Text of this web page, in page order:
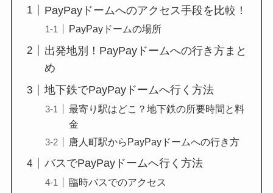
PayPayドームへのアクセス手段を比較！
PayPayドームの場所
出発地別！PayPayドームへの行き方まと
め
地下鉄でPayPayドームへ行く方法
最寄り駅はどこ？地下鉄の所要時間と料
金
唐人町駅からPayPayドームへの行き方
バスでPayPayドームへ行く方法
臨時バスでのアクセス